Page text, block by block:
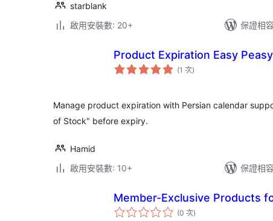
starblank
啟用安裝數: 20+
保證相
Product Expiration Easy Peasy
(1 次評
分)
Manage product expiration with Persian calendar
of Stock" before expiry.
Hamid
啟用安裝數: 10+
保證相
Member-Exclusive Products
(0 次評
分)